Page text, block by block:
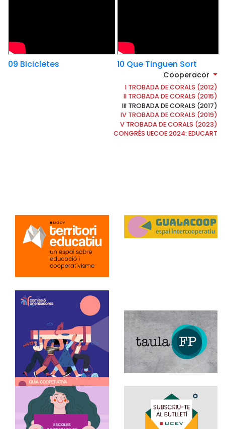
09 Bicicletes 10 Que Tinguen Sort
Cooperacor
I TROBADA DE CORALS (2012)
II TROBADA DE CORALS (2015)
III TROBADA DE CORALS (2017)
IV TROBADA DE CORALS (2019)
V TROBADA DE CORALS (2023)
CONGRÉS UECOE 2024: EDUCART